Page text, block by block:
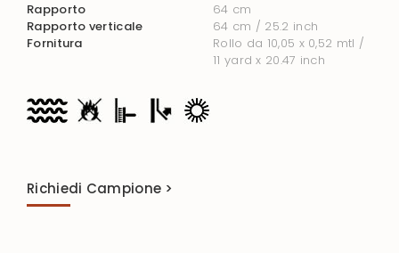
Rapporto
64 cm
Rapporto verticale
64 cm / 25.2 inch
Fornitura
Rollo da 10,05 x 0,52 mtl /
11 yard x 20.47 inch
Richiedi Campione >